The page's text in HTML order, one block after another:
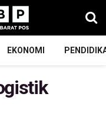
EKONOMI